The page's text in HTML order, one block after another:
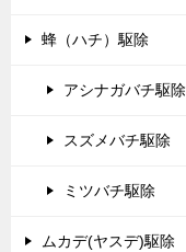
蜂（ハチ）駆除
アシナガバチ駆除
スズメバチ駆除
ミツバチ駆除
ムカデ(ヤスデ)駆除